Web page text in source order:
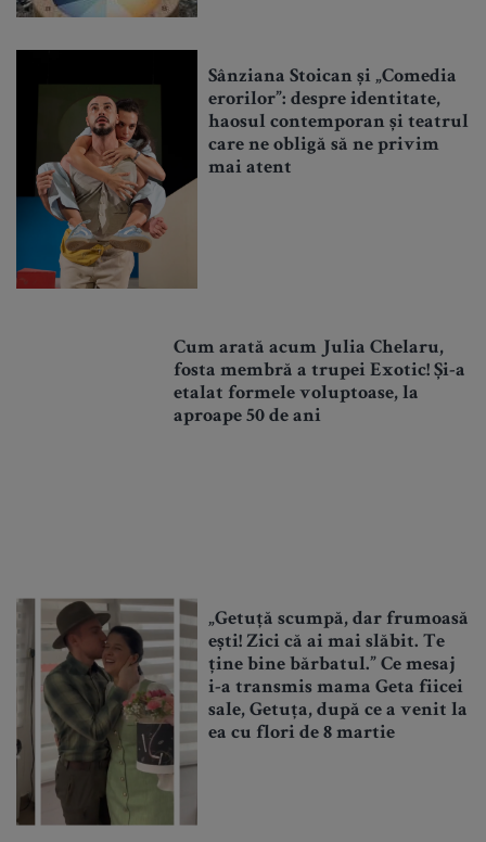
Sânziana Stoican și „Comedia
erorilor”: despre identitate,
haosul contemporan și teatrul
care ne obligă să ne privim
mai atent
Cum arată acum Julia Chelaru,
fosta membră a trupei Exotic! Și-a
etalat formele voluptoase, la
aproape 50 de ani
„Getuță scumpă, dar frumoasă
ești! Zici că ai mai slăbit. Te
ține bine bărbatul.” Ce mesaj
i-a transmis mama Geta fiicei
sale, Getuța, după ce a venit la
ea cu flori de 8 martie